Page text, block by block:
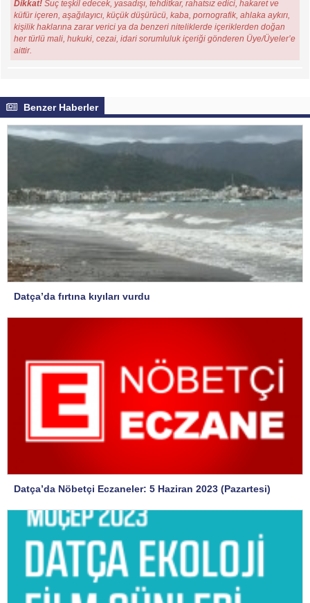
Dikkat! Suç teşkil edecek, yasadışı, tehditkar, rahatsız edici, hakaret ve
küfür içeren, aşağılayıcı, küçük düşürücü, kaba, pornografik, ahlaka aykırı,
kişilik haklarına zarar verici ya da benzeri niteliklerde içeriklerden doğan
her türlü mali, hukuki, cezai, idari sorumluluk içeriği gönderen Üye/Üyeler’e
aittir.
Benzer Haberler
Datça’da fırtına kıyıları vurdu
Datça’da Nöbetçi Eczaneler: 5 Haziran 2023 (Pazartesi)